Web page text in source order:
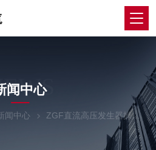
闻中心
闻中心 ZGF直流高压发生器操作步骤及安全性检查